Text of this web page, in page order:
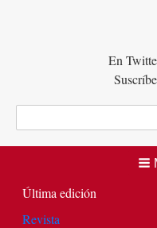
En
Última edición
Revista